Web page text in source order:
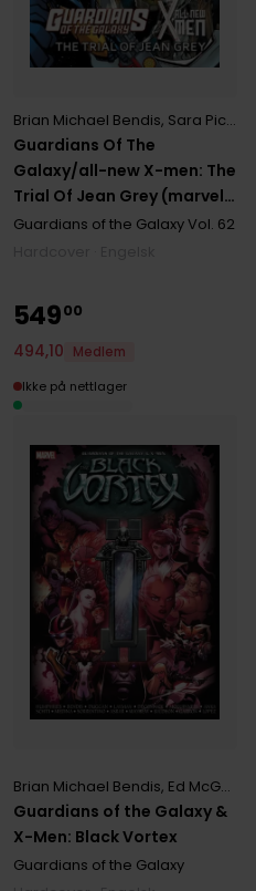
Guardians Of The
Galaxy/all-new X-men: The
Trial Of Jean Grey (marvel
Now)
Brian Michael Bendis, Sara Pichelli
Guardians of the GalaxyVol. 62
Guardians of the Galaxy &
X-Men: Black Vortex
Brian Michael Bendis, Ed McGuinness
Guardians of the Galaxy
54900
494,10
Medlem
Ikke på nettlager